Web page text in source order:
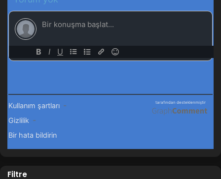
Filtre